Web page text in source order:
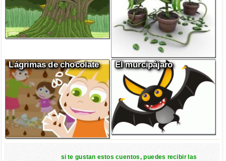
Lágrimas de chocolate El murcipájaro
si te gustan estos cuentos, puedes recibir las